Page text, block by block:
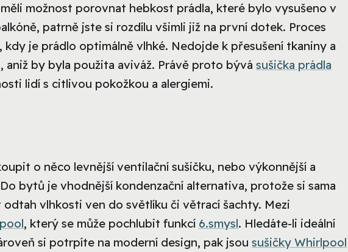
možnost porovnat hebkost prádla, které bylo vysušeno v
patrně jste si rozdílu všimli již na první dotek. Proces
kdy je prádlo optimálně vlhké. Nedojde k přesušení tkaniny a
by byla použita aviváž. Právě proto bývá sušička prádla
lidí s citlivou pokožkou a alergiemi.
o něco levnější ventilační sušičku, nebo výkonnější a
bytů je vhodnější kondenzační alternativa, protože si sama
vlhkosti ven do světlíku či větrací šachty. Mezi
, který se může pochlubit funkcí 6.smysl. Hledáte-li ideální
si potrpíte na moderní design, pak jsou sušičky Whirlpool